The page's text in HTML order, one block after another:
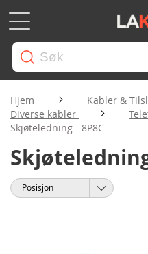
Hjem
Kabler &
Diverse kabler
Skjøteledning - 8P8C
Sorter